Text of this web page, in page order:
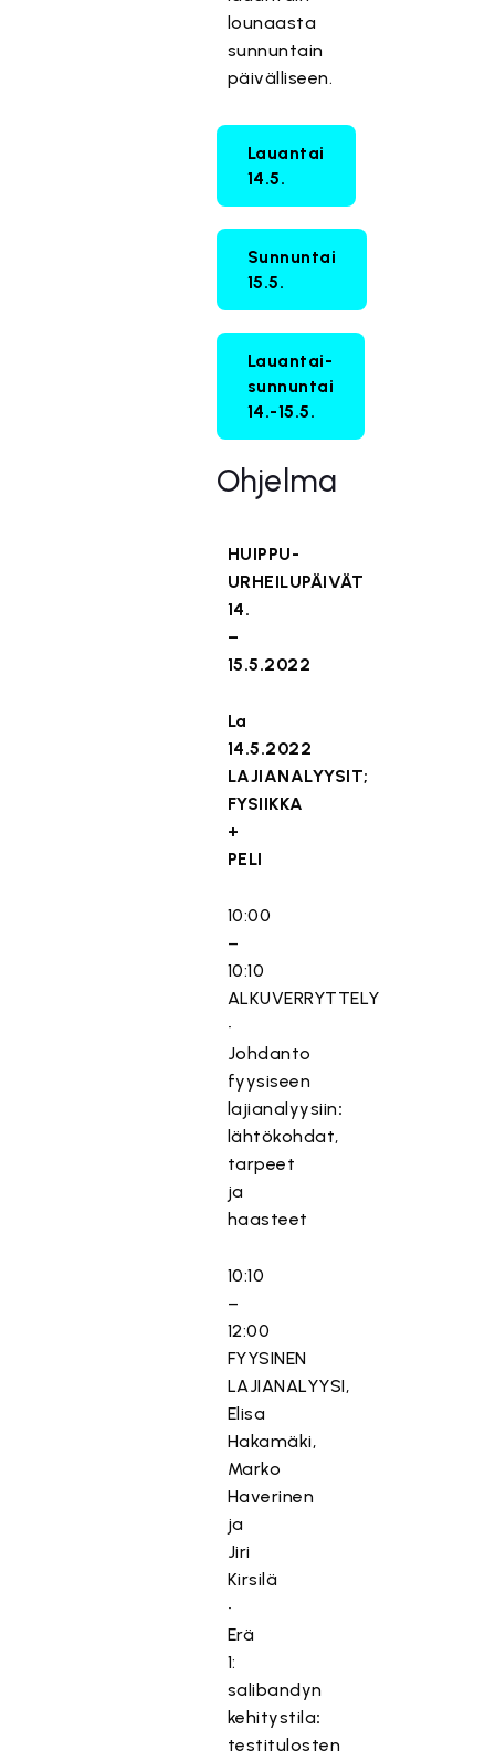
lounaasta
sunnuntain
päivälliseen.
Lauantai
14.5.
Sunnuntai
15.5.
Lauantai-
sunnuntai
14.-15.5.
Ohjelma
HUIPPU-
URHEILUPÄIVÄT
14.
–
15.5.2022
La
14.5.2022
LAJIANALYYSIT;
FYSIIKKA
+
PELI
10:00
–
10:10
ALKUVERRYTTELY
•
Johdanto
fyysiseen
lajianalyysiin:
lähtökohdat,
tarpeet
ja
haasteet
10:10
–
12:00
FYYSINEN
LAJIANALYYSI,
Elisa
Hakamäki,
Marko
Haverinen
ja
Jiri
Kirsilä
•
Erä
1:
salibandyn
kehitystila:
testitulosten